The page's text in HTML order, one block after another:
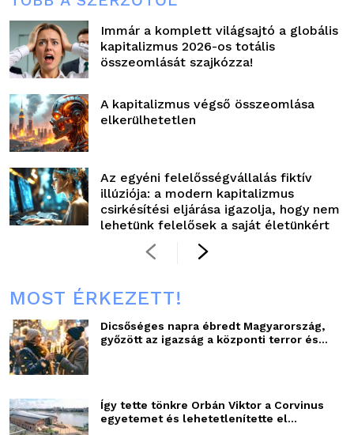
Immár a komplett világsajtó a globális
kapitalizmus 2026-os totális
összeomlását szajkózza!
A kapitalizmus végső összeomlása
elkerülhetetlen
Az egyéni felelősségvállalás fiktív
illúziója: a modern kapitalizmus
csirkésítési eljárása igazolja, hogy nem
lehetünk felelősek a saját életünkért
MOST ÉRKEZETT!
Dicsőséges napra ébredt Magyarország,
győzött az igazság a központi terror és...
Így tette tönkre Orbán Viktor a Corvinus
egyetemet és lehetetlenítette el...